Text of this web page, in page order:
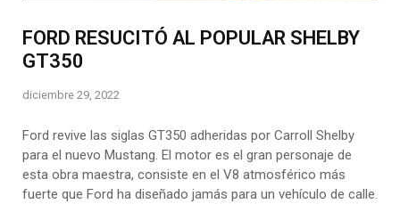
FORD RESUCITÓ AL POPULAR SHELBY
GT350
diciembre 29, 2022
Ford revive las siglas GT350 adheridas por Carroll Shelby
para el nuevo Mustang. El motor es el gran personaje de
esta obra maestra, consiste en el V8 atmosférico más
fuerte que Ford ha diseñado jamás para un vehículo de calle.